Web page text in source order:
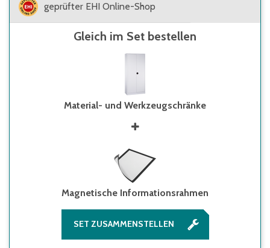
geprüfter EHI Online-Shop
Gleich im Set bestellen
Material- und Werkzeugschränke
Magnetische Informationsrahmen
SET ZUSAMMENSTELLEN